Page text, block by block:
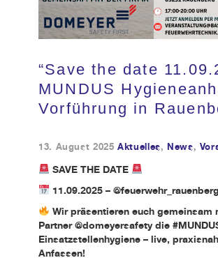
Kundendienst
Kontakt
“Save the date
MUNDUS
Vorführung in
13. August 2025 Aktuelles, News,
SAVE THE DATE
11.09.2025 – @feuerwehr_rauenberg
Wir präsentieren euch gemeinsam
Partner @domeyersafety die
Einsatzstellenhygiene – live,
Anfassen!